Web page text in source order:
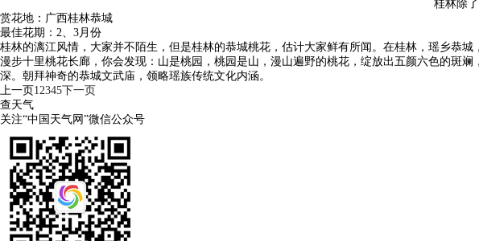
桂林除
赏花地：广西桂林恭城
最佳花期：2、3月份
桂林的漓江风情，大家并不陌生，但是桂林的恭城桃花，估计大家鲜有所闻。在桂林，瑶乡恭
漫步十里桃花长廊，你会发现：山是桃园，桃园是山，漫山遍野的桃花，绽放出五颜六色的斑
深。朝拜神奇的恭城文武庙，领略瑶族传统文化内涵。
上一页12345下一页
查天气
关注“中国天气网”微信公众号